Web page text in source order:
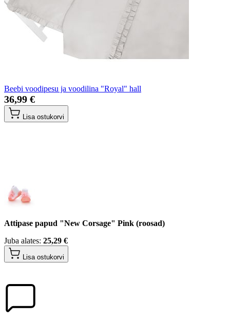
Beebi voodipesu ja voodilina "Royal" hall
36,99 €
Lisa ostukorvi
Attipase papud "New Corsage" Pink (roosad)
Juba alates: 25,29 €
Lisa ostukorvi